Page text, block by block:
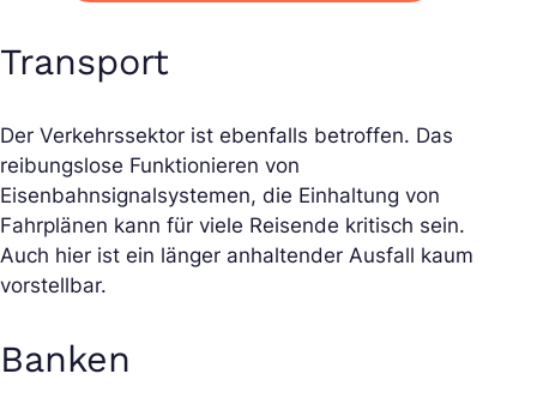
Transport
Der Verkehrssektor ist ebenfalls betroffen. Das
reibungslose Funktionieren von
Eisenbahnsignalsystemen, die Einhaltung von
Fahrplänen kann für viele Reisende kritisch sein.
Auch hier ist ein länger anhaltender Ausfall kaum
vorstellbar.
Banken